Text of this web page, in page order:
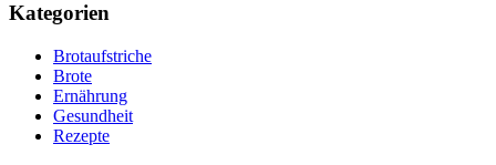
Kategorien
Brotaufstriche
Brote
Ernährung
Gesundheit
Rezepte